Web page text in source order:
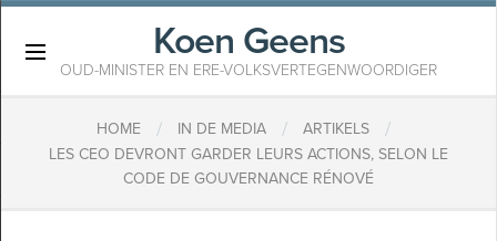
Koen Geens
OUD-MINISTER EN ERE-VOLKSVERTEGENWOORDIGER
HOME / IN DE MEDIA / ARTIKELS /
​LES CEO DEVRONT GARDER LEURS ACTIONS, SELON LE
CODE DE GOUVERNANCE RÉNOVÉ